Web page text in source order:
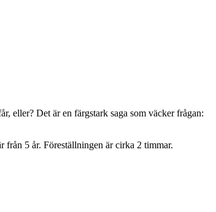
eller? Det är en färgstark saga som väcker frågan:
från 5 år. Föreställningen är cirka 2 timmar.